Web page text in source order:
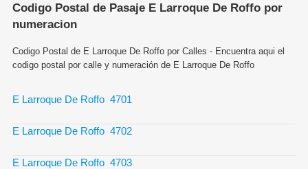
Codigo Postal de Pasaje E Larroque De Roffo por
numeracion
Codigo Postal de E Larroque De Roffo por Calles - Encuentra aqui el
codigo postal por calle y numeración de E Larroque De Roffo
E Larroque De Roffo 4701
E Larroque De Roffo 4702
E Larroque De Roffo 4703